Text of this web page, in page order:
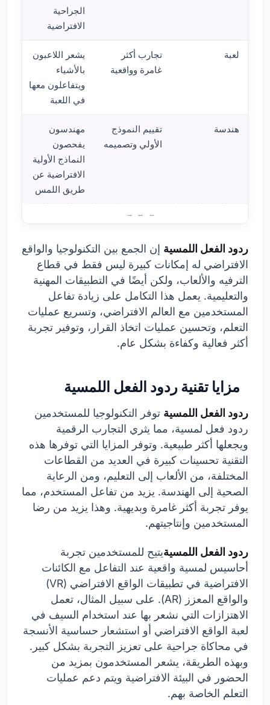
الجراحية
الافتراضية
لعبة
تجارب أكثر
غامرة وواقعية
يشعر اللاعبون
بالأشياء
ويتفاعلون معها
في اللعبة
هندسة
تقييم النموذج
الأولي وتصميمه
مهندسون
يفحصون
النماذج الأولية
الافتراضية عن
طريق اللمس
ردود الفعل اللمسية إن الجمع بين التكنولوجيا والواقع
الافتراضي له إمكانات كبيرة ليس فقط في قطاع
الترفيه والألعاب، ولكن أيضًا في التطبيقات المهنية
والتعليمية. يعمل هذا التكامل على زيادة تفاعل
المستخدمين مع العالم الافتراضي، وتسريع عمليات
التعلم، وتحسين عمليات اتخاذ القرار، وتوفير تجربة
أكثر فعالية وكفاءة بشكل عام.
مزايا تقنية ردود الفعل اللمسية
ردود الفعل اللمسية توفر التكنولوجيا للمستخدمين
ردود فعل لمسية، مما يثري التجارب الرقمية
ويجعلها أكثر طبيعية. وتوفر المزايا التي توفرها هذه
التقنية تحسينات كبيرة في العديد من القطاعات
المختلفة، من الألعاب إلى التعليم، ومن الرعاية
الصحية إلى الهندسة. يزيد من تفاعل المستخدم، مما
يوفر تجربة أكثر غامرة وبديهية. وهذا يزيد من رضا
المستخدمين وإنتاجيتهم.
ردود الفعل اللمسيةيتيح للمستخدمين تجربة
أحاسيس لمسية واقعية عند التفاعل مع الكائنات
الافتراضية في تطبيقات الواقع الافتراضي (VR)
والواقع المعزز (AR). على سبيل المثال، تعمل
الاهتزازات التي نشعر بها عند استخدام السيف في
لعبة الواقع الافتراضي أو استشعار حساسية الأنسجة
في محاكاة جراحية على تعزيز التجربة بشكل كبير.
وبهذه الطريقة، يشعر المستخدمون بمزيد من
الحضور في البيئة الافتراضية ويتم دعم عمليات
التعلم الخاصة بهم.